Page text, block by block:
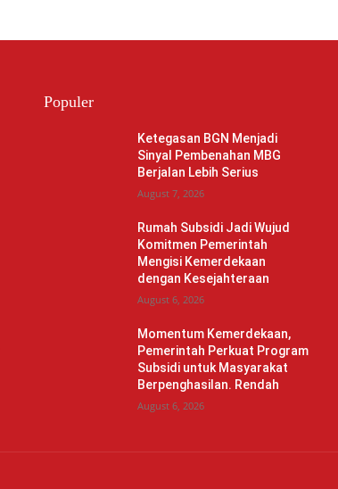
Populer
Ketegasan BGN Menjadi
Sinyal Pembenahan MBG
Berjalan Lebih Serius
August 7, 2026
Rumah Subsidi Jadi Wujud
Komitmen Pemerintah
Mengisi Kemerdekaan
dengan Kesejahteraan
August 6, 2026
Momentum Kemerdekaan,
Pemerintah Perkuat Program
Subsidi untuk Masyarakat
Berpenghasilan. Rendah
August 6, 2026